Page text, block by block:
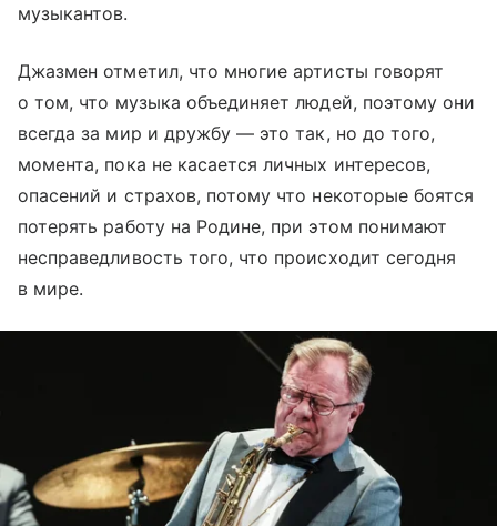
музыкантов.
Джазмен отметил, что многие артисты говорят
о том, что музыка объединяет людей, поэтому они
всегда за мир и дружбу — это так, но до того,
момента, пока не касается личных интересов,
опасений и страхов, потому что некоторые боятся
потерять работу на Родине, при этом понимают
несправедливость того, что происходит сегодня
в мире.